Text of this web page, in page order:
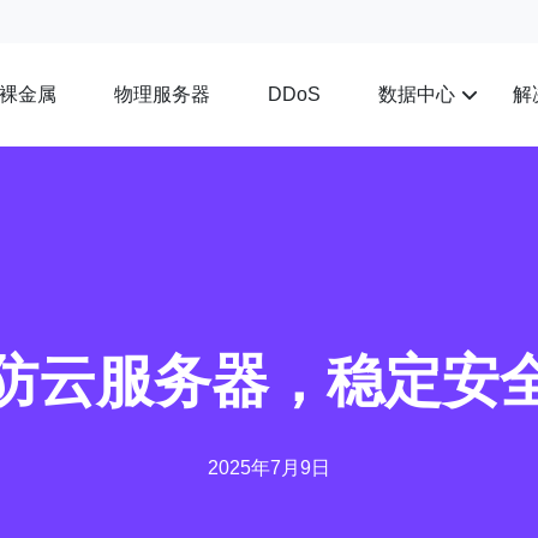
金属 物理服务器 DDoS 数据中心 解
云服务器，稳定安
2025年7月9日